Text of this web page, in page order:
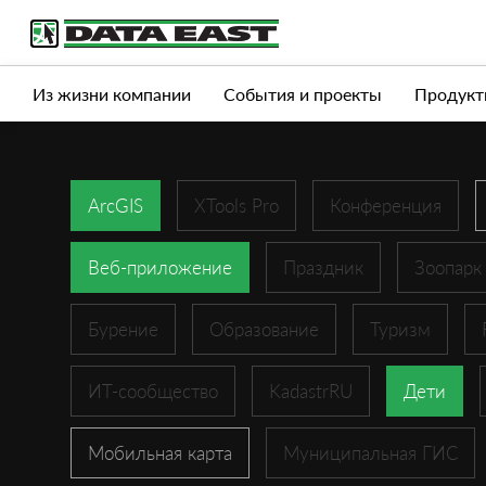
Услуги Продукты Истории успеха
Из жизни компании События и проекты
ArcGIS XTools Pro Конференция
Веб-приложение Праздник Зоопарк
Бурение Образование Туризм
ИТ-сообщество KadastrRU Дети
Мобильная карта Муниципальная ГИС